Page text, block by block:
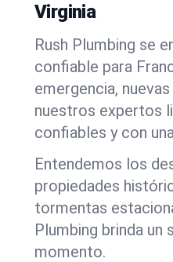
Virginia
Rush Plumbing se
confiable para
emergencia,
nuestros expertos
confiables y con
Entendemos los
propiedades
tormentas
Plumbing brinda
momento.